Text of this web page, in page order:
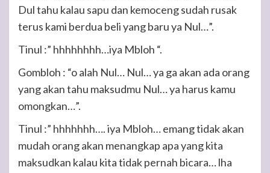
Dul tahu kalau sapu dan kemoceng sudah rusak
terus kami berdua beli yang baru ya Nul…”.
Tinul :” hhhhhhhh…iya Mbloh “.
Gombloh : “o alah Nul… Nul… ya ga akan ada orang
yang akan tahu maksudmu Nul… ya harus kamu
omongkan…”.
Tinul :” hhhhhhh…. iya Mbloh… emang tidak akan
mudah orang akan menangkap apa yang kita
maksudkan kalau kita tidak pernah bicara… lha